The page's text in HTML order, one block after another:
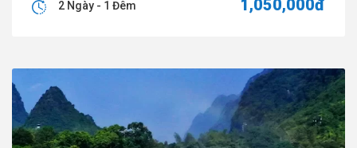
1,050,000đ
2 Ngày - 1 Đêm